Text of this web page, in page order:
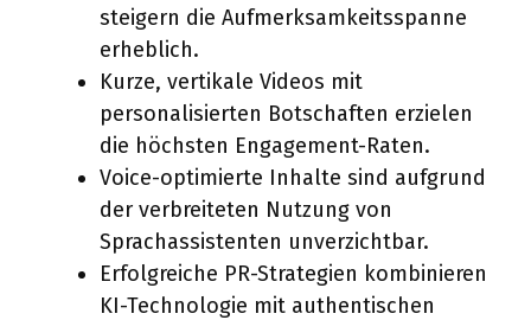
steigern die Aufmerksamkeitsspanne
erheblich.
Kurze, vertikale Videos mit
personalisierten Botschaften erzielen
die höchsten Engagement-Raten.
Voice-optimierte Inhalte sind aufgrund
der verbreiteten Nutzung von
Sprachassistenten unverzichtbar.
Erfolgreiche PR-Strategien kombinieren
KI-Technologie mit authentischen